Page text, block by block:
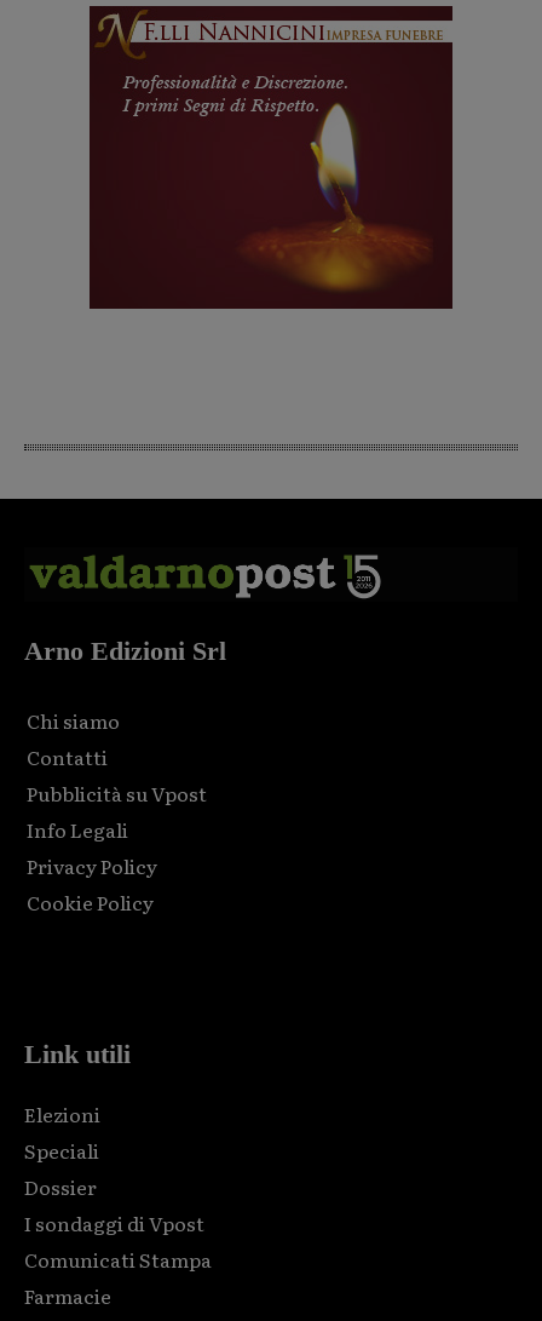
Arno Edizioni Srl
Chi siamo
Contatti
Pubblicità su Vpost
Info Legali
Privacy Policy
Cookie Policy
Link utili
Elezioni
Speciali
Dossier
I sondaggi di Vpost
Comunicati Stampa
Farmacie